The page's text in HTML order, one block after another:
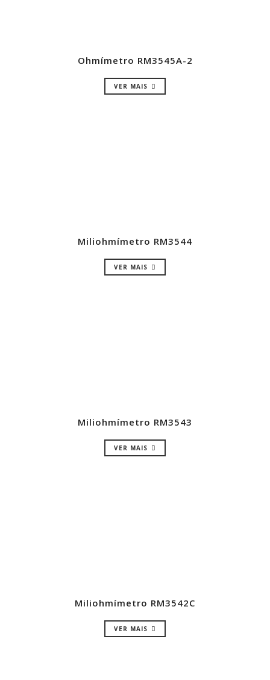
Ohmímetro RM3545A-2
VER MAIS
Miliohmímetro RM3544
VER MAIS
Miliohmímetro RM3543
VER MAIS
Miliohmímetro RM3542C
VER MAIS